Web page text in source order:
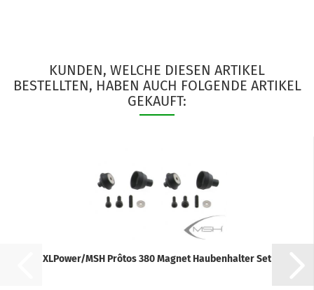
KUNDEN, WELCHE DIESEN ARTIKEL
BESTELLTEN, HABEN AUCH FOLGENDE ARTIKEL
GEKAUFT:
XLPower/MSH Prôtos 380 Magnet Haubenhalter Set